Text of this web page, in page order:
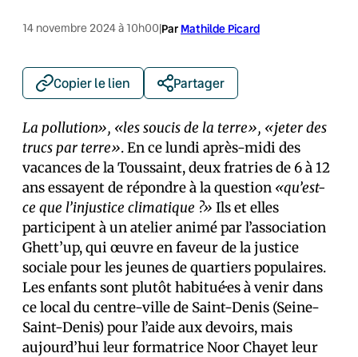
14 novembre 2024 à 10h00|Par Mathilde Picard
Copier le lien Partager
La pollution», «les soucis de la terre», «jeter des
trucs par terre». En ce lundi après-midi des
vacances de la Toussaint, deux fratries de 6 à 12
ans essayent de répondre à la question «qu’est-
ce que l’injustice climatique ?» Ils et elles
participent à un atelier animé par l’association
Ghett’up, qui œuvre en faveur de la justice
sociale pour les jeunes de quartiers populaires.
Les enfants sont plutôt habitué·es à venir dans
ce local du centre-ville de Saint-Denis (Seine-
Saint-Denis) pour l’aide aux devoirs, mais
aujourd’hui leur formatrice Noor Chayet leur